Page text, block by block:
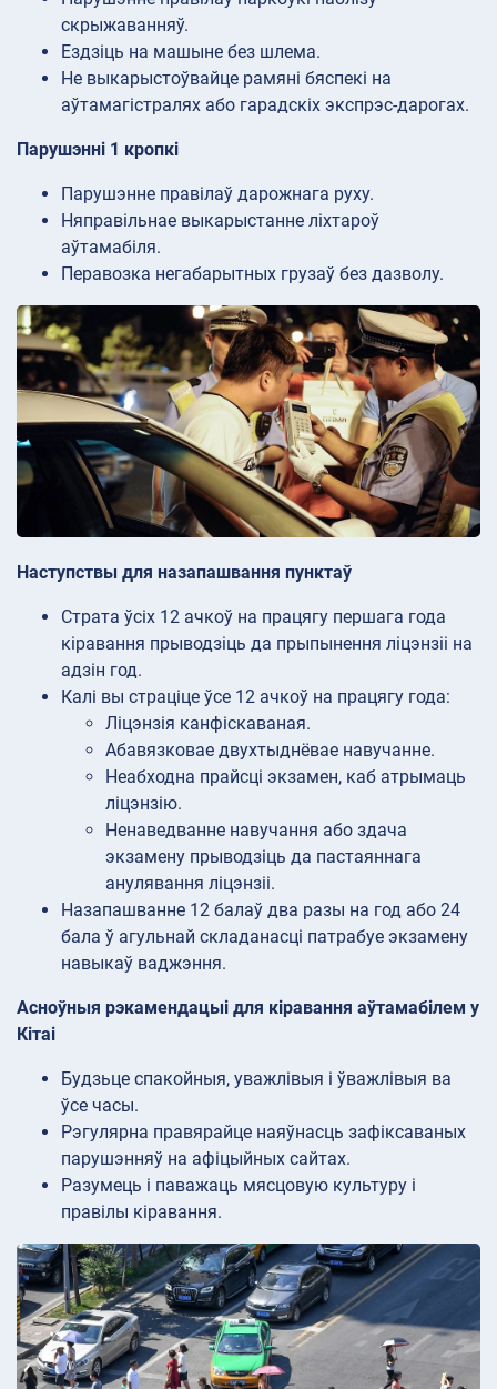
скрыжаванняў.
Ездзіць на машыне без шлема.
Не выкарыстоўвайце рамяні бяспекі на
аўтамагістралях або гарадскіх экспрэс-дарогах.
Парушэнні 1 кропкі
Парушэнне правілаў дарожнага руху.
Няправільнае выкарыстанне ліхтароў
аўтамабіля.
Перавозка негабарытных грузаў без дазволу.
Наступствы для назапашвання пунктаў
Страта ўсіх 12 ачкоў на працягу першага года
кіравання прыводзіць да прыпынення ліцэнзіі на
адзін год.
Калі вы страціце ўсе 12 ачкоў на працягу года:
Ліцэнзія канфіскаваная.
Абавязковае двухтыднёвае навучанне.
Неабходна прайсці экзамен, каб атрымаць
ліцэнзію.
Ненаведванне навучання або здача
экзамену прыводзіць да пастаяннага
анулявання ліцэнзіі.
Назапашванне 12 балаў два разы на год або 24
бала ў агульнай складанасці патрабуе экзамену
навыкаў ваджэння.
Асноўныя рэкамендацыі для кіравання аўтамабілем у
Кітаі
Будзьце спакойныя, уважлівыя і ўважлівыя ва
ўсе часы.
Рэгулярна правярайце наяўнасць зафіксаваных
парушэнняў на афіцыйных сайтах.
Разумець і паважаць мясцовую культуру і
правілы кіравання.